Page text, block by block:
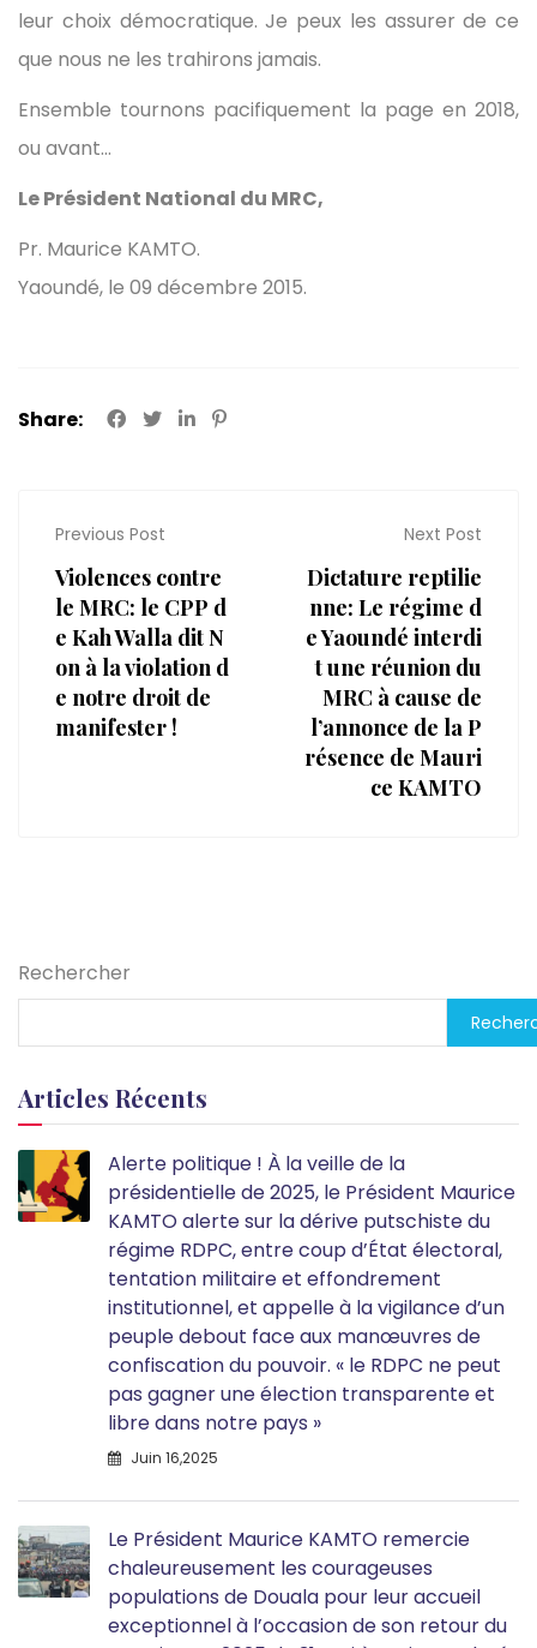
leur choix démocratique. Je peux les assurer de ce
que nous ne les trahirons jamais.
Ensemble tournons pacifiquement la page en 2018,
ou avant…
Le Président National du MRC,
Pr. Maurice KAMTO.
Yaoundé, le 09 décembre 2015.
Share:
Previous Post
Violences contre
le MRC: le CPP d
e Kah Walla dit N
on à la violation d
e notre droit de
manifester !
Next Post
Dictature reptilie
nne: Le régime d
e Yaoundé interdi
t une réunion du
MRC à cause de
l’annonce de la P
résence de Mauri
ce KAMTO
Rechercher
Articles Récents
Alerte politique ! À la veille de la
présidentielle de 2025, le Président Maurice
KAMTO alerte sur la dérive putschiste du
régime RDPC, entre coup d’État électoral,
tentation militaire et effondrement
institutionnel, et appelle à la vigilance d’un
peuple debout face aux manœuvres de
confiscation du pouvoir. « le RDPC ne peut
pas gagner une élection transparente et
libre dans notre pays »
Juin 16,2025
Le Président Maurice KAMTO remercie
chaleureusement les courageuses
populations de Douala pour leur accueil
exceptionnel à l’occasion de son retour du